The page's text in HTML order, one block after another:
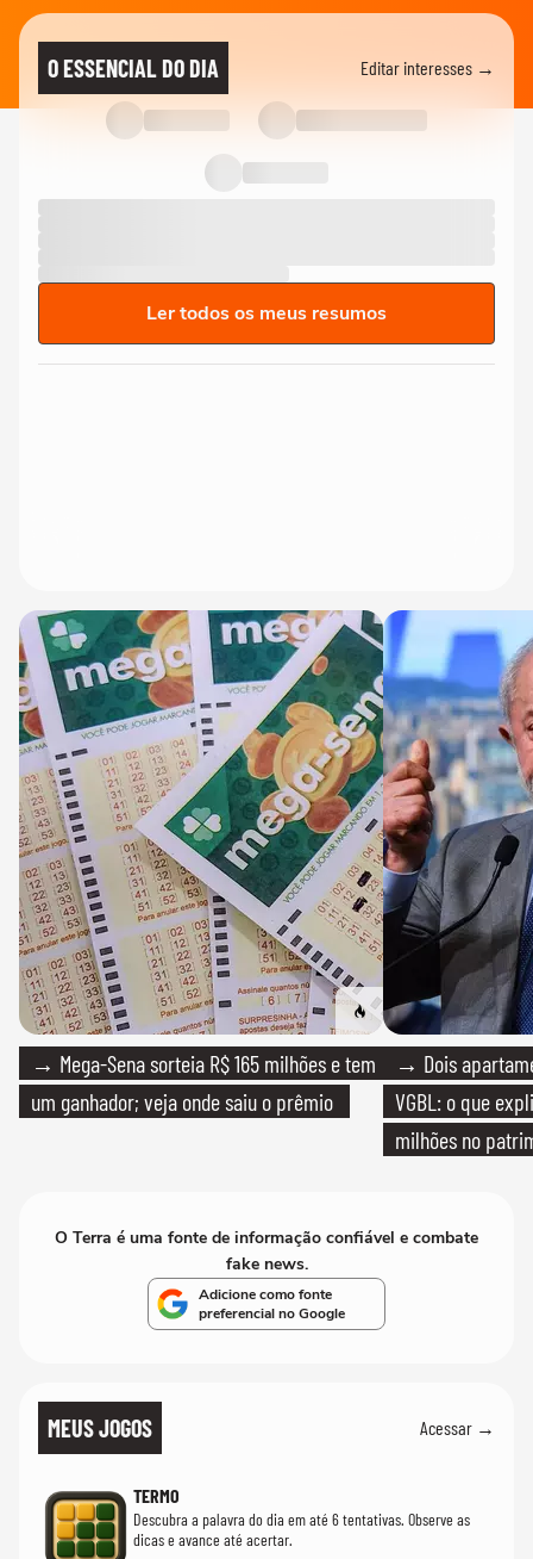
O ESSENCIAL DO DIA Editar interesses →
Ler todos os meus resumos
→ Mega-Sena sorteia R$ 165 milhões e tem
um ganhador; veja onde saiu o prêmio
→ Dois
VGBL: o que
milhões no
O Terra é uma fonte de informação confiável e combate
fake news.
Adicione como fonte
preferencial no Google
MEUS JOGOS Acessar →
TERMO
Descubra a palavra do dia em até 6 tentativas. Observe as
dicas e avance até acertar.